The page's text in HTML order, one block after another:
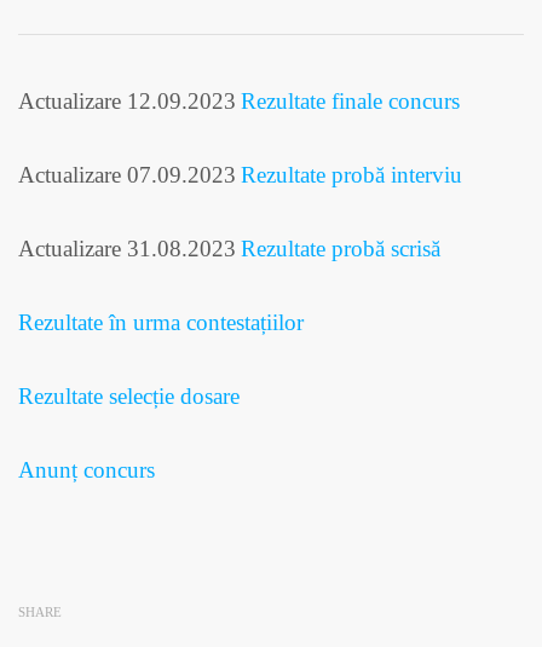
Actualizare 12.09.2023 Rezultate finale concurs
Actualizare 07.09.2023 Rezultate probă interviu
Actualizare 31.08.2023 Rezultate probă scrisă
Rezultate în urma contestațiilor
Rezultate selecție dosare
Anunț concurs
SHARE